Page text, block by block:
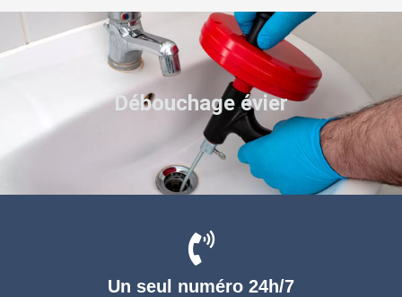
Un seul numéro 24h/7
Débouchage évier